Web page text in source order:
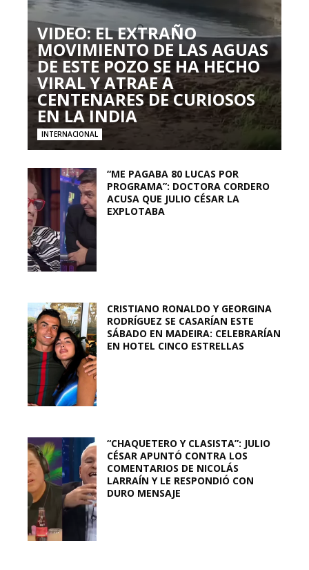
VIDEO: EL EXTRAÑO
MOVIMIENTO DE LAS AGUAS
DE ESTE POZO SE HA HECHO
VIRAL Y ATRAE A
CENTENARES DE CURIOSOS
EN LA INDIA
INTERNACIONAL
“ME PAGABA 80 LUCAS POR
PROGRAMA”: DOCTORA CORDERO
ACUSA QUE JULIO CÉSAR LA
EXPLOTABA
CRISTIANO RONALDO Y GEORGINA
RODRÍGUEZ SE CASARÍAN ESTE
SÁBADO EN MADEIRA: CELEBRARÍAN
EN HOTEL CINCO ESTRELLAS
“CHAQUETERO Y CLASISTA”: JULIO
CÉSAR APUNTÓ CONTRA LOS
COMENTARIOS DE NICOLÁS
LARRAÍN Y LE RESPONDIÓ CON
DURO MENSAJE